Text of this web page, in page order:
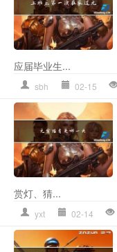
应届毕业生...
sbh 02-15
赏灯、猜...
yxt 02-14